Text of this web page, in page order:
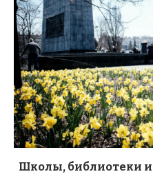
Школы, библиотеки